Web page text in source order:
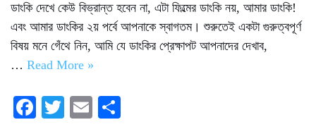
ডাংকি দেখে কেউ বিভ্রান্ত হবেন না, এটা ফিল্মের ডাংকি নয়, আমার ডাংকি!
এবং আমার ডাংকির ২য় পর্বে আপনাকে স্বাগতম। শুরুতেই একটা গুরুত্বপূর্ণ
বিষয় মনে গেঁথে নিন, আমি যে ডাংকির প্রেক্ষাপট আপনাদের দেখাব,
… Read More »
Fa T
E